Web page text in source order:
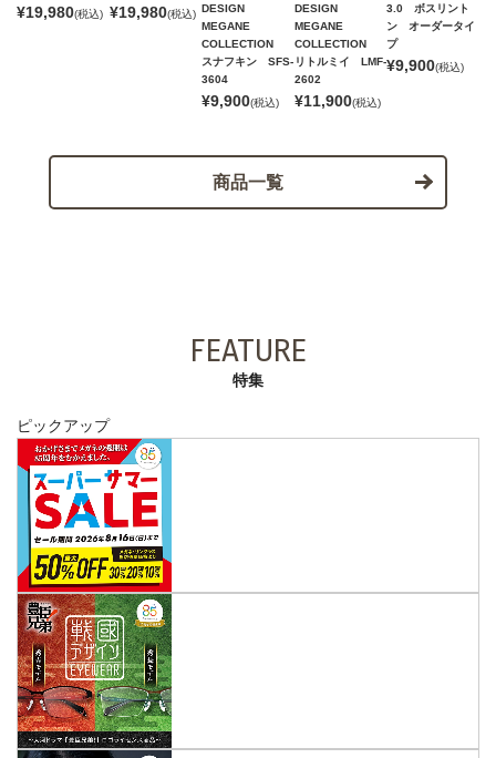
¥19,980(税込) ¥19,980(税込) DESIGN
MEGANE
COLLECTION
スナフキン SFS-
3604
¥9,900(税込)
DESIGN
MEGANE
COLLECTION
リトルミイ LMF-
2602
¥11,900(税込)
3.0 ボスリント
ン オーダータイ
プ
¥9,900(税込)
商品一覧
FEATURE
特集
ピックアップ